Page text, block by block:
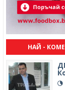
НАЙ -